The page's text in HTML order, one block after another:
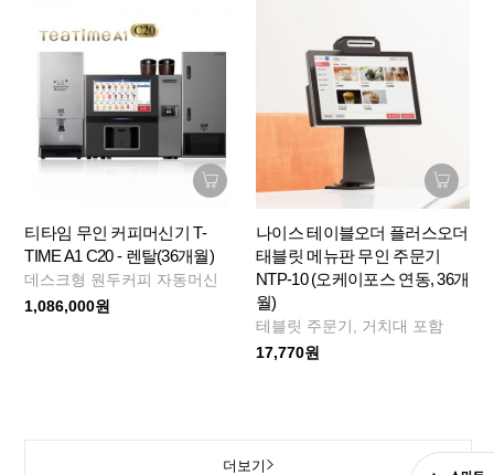
티타임 무인 커피머신기 T-
TIME A1 C20 - 렌탈(36개월)
데스크형 원두커피 자동머신
1,086,000원
나이스 테이블오더 플러스오더
태블릿 메뉴판 무인 주문기
NTP-10 (오케이포스 연동, 36개
월)
테블릿 주문기, 거치대 포함
17,770원
더보기